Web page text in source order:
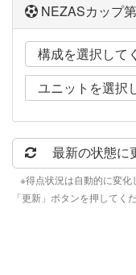
NEZASカップ
構成を選択して
ユニットを選択
最新の状態に
※得点状況は自動的に変化
「更新」ボタンを押してくだ